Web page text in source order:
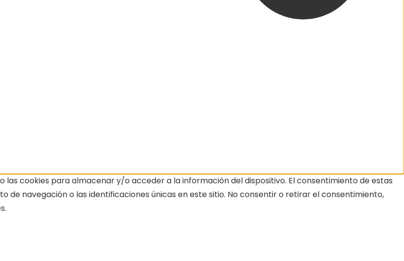
cookies para almacenar y/o acceder a la información del dispositivo. El consentimiento de estas
navegación o las identificaciones únicas en este sitio. No consentir o retirar el consentimiento,